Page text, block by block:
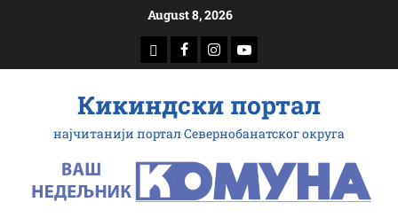
August 8, 2026
доwнлоад
Фацебоок
Инстаграм
Yоутубе
Кикиндски портал
најчитанији портал Севернобанатског округа